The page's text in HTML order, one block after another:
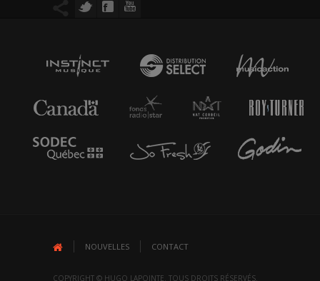
NOUVELLES CONTACT
COPYRIGHT © HUGO LAPOINTE. TOUS DROITS RÉSERVÉS.